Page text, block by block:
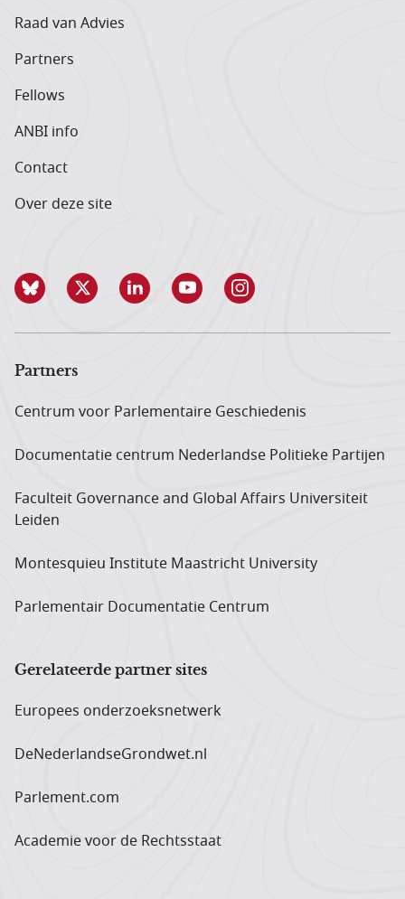
Raad van Advies
Partners
Fellows
ANBI info
Contact
Over deze site
Partners
Centrum voor Parlementaire Geschiedenis
Documentatie centrum Neder­landse Politieke Partijen
Faculteit Governance and Global Affairs Universiteit
Leiden
Montesquieu Institute Maastricht University
Parlementair Documentatie Centrum
Gerelateerde partner sites
Europees onderzoeks­netwerk
DeNederlandseGrondwet.nl
Parlement.com
Academie voor de Rechtsstaat